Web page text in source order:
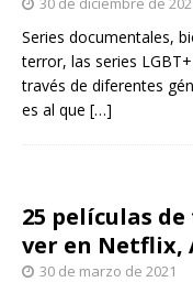
Series documentales,
terror, las series
través de diferentes
es al que […]
25 películas
ver en Netflix,
30 de marzo de 2021